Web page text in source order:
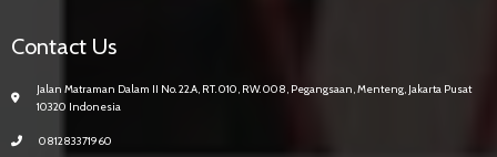
Contact Us
Jalan Matraman Dalam II No. 22.A, RT. 010, RW. 008, Pegangsaan, Menteng, Jakarta Pusat
10320 Indonesia
081283371960